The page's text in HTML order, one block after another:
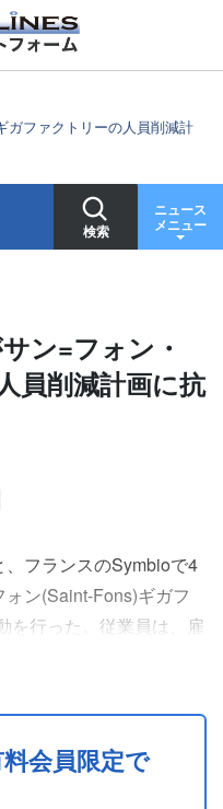
ガファクトリーの人員削減計
検索
ニュース
メニュー
ン=フォン・
員削減計画に抗
、フランスのSymbioで4
ン(Saint-Fons)ギガフ
を行った。従業員は、雇
ストライキを支援してお
用保護計画発表以降2回
者510人中358人超が....
会員限定で